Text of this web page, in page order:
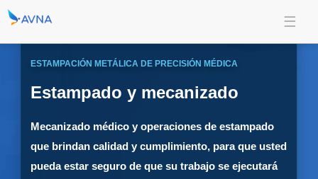
ESTAMPACIÓN METÁLICA DE PRECISIÓN MÉDICA
Estampado y mecanizado
Mecanizado médico y operaciones de estampado
que brindan calidad y cumplimiento, para que usted
pueda estar seguro de que su trabajo se ejecutará